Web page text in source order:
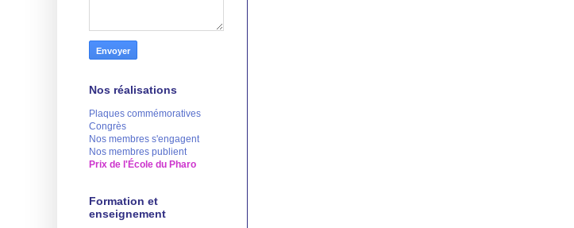
Nos réalisations
Plaques commémoratives
Congrès
Nos membres s'engagent
Nos membres publient
Prix de l'École du Pharo
Formation et
enseignement